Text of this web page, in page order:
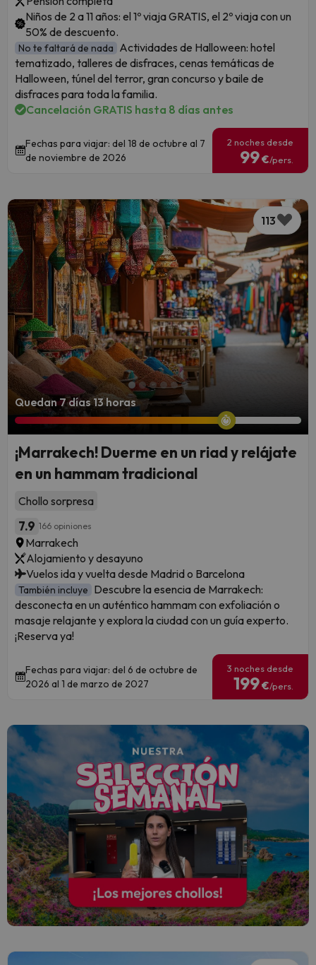
Niños de 2 a 11 años: el 1º viaja GRATIS, el 2º viaja con un
50% de descuento.
No te faltará de nada Actividades de Halloween: hotel
tematizado, talleres de disfraces, cenas temáticas de
Halloween, túnel del terror, gran concurso y baile de
disfraces para toda la familia.
Cancelación GRATIS hasta 8 días antes
Fechas para viajar: del 18 de octubre al 7
de noviembre de 2026
2 noches desde
99€/pers.
113
Quedan 7 días 13 horas
¡Marrakech! Duerme en un riad y relájate
en un hammam tradicional
Chollo sorpresa
7.9 166 opiniones
Marrakech
Alojamiento y desayuno
Vuelos ida y vuelta desde Madrid o Barcelona
También incluye Descubre la esencia de Marrakech:
desconecta en un auténtico hammam con exfoliación o
masaje relajante y explora la ciudad con un guía experto.
¡Reserva ya!
Fechas para viajar: del 6 de octubre de
2026 al 1 de marzo de 2027
3 noches desde
199€/pers.